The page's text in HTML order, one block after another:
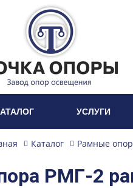
УСЛУГИ
Каталог Рамные
РМГ-2